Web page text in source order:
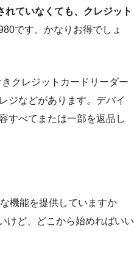
ていなくても、クレジット
です。かなりお得でしょ
クレジットカードリーダー
ジなどがあります。デバイ
すべてまたは一部を返品し
機能を提供していますか
けど、どこから始めればいい